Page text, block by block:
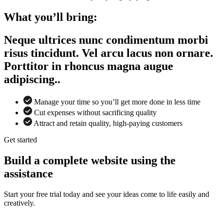
What you’ll bring:
Neque ultrices nunc condimentum morbi
risus tincidunt. Vel arcu lacus non ornare.
Porttitor in rhoncus magna augue
adipiscing..
Manage your time so you’ll get more done in less time
Cut expenses without sacrificing quality
Attract and retain quality, high-paying customers
Get started
Build a complete website using the
assistance
Start your free trial today and see your ideas come to life easily and
creatively.